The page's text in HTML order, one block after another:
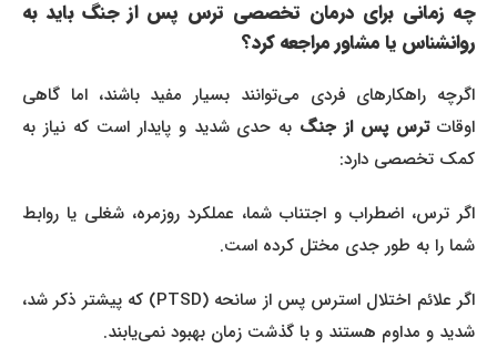
چه زمانی برای درمان تخصصی ترس پس از جنگ باید به
روانشناس یا مشاور مراجعه کرد؟
اگرچه راهکارهای فردی می‌توانند بسیار مفید باشند، اما گاهی
اوقاتترس پس از جنگبه حدی شدید و پایدار است که نیاز به
کمک تخصصی دارد:
اگر ترس، اضطراب و اجتناب شما، عملکرد روزمره، شغلی یا روابط
شما را به طور جدی مختل کرده است.
اگر علائم اختلال استرس پس از سانحه (PTSD) که پیشتر ذکر شد،
شدید و مداوم هستند و با گذشت زمان بهبود نمی‌یابند.